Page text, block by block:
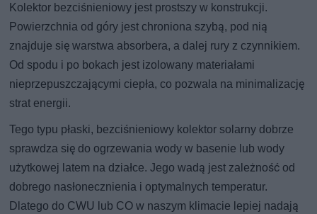
Kolektor bezciśnieniowy jest prostszy w konstrukcji.
Powierzchnia od góry jest chroniona szybą, pod nią
znajduje się warstwa absorbera, a dalej rury z czynnikiem.
Od spodu i po bokach jest izolowany materiałami
nieprzepuszczającymi ciepła, co pozwala na minimalizację
strat energii.
Tego typu płaski, bezciśnieniowy kolektor solarny dobrze
sprawdza się do ogrzewania wody w basenie lub wody
użytkowej latem na działce. Jego wadą jest zależność od
dobrego nasłonecznienia i optymalnych temperatur.
Dlatego do CWU lub CO w naszym klimacie lepiej nadają